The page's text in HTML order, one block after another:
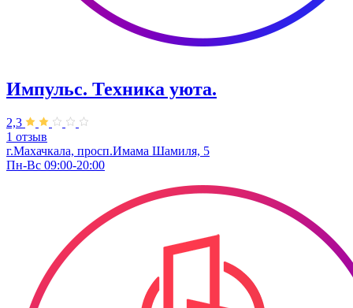
Импульс. Техника уюта.
2,3
1 отзыв
г.Махачкала, просп.Имама Шамиля, 5
Пн-Вс 09:00-20:00